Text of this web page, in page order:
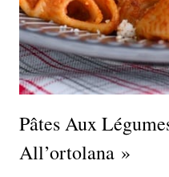
Pâtes Aux
All’ortolana »